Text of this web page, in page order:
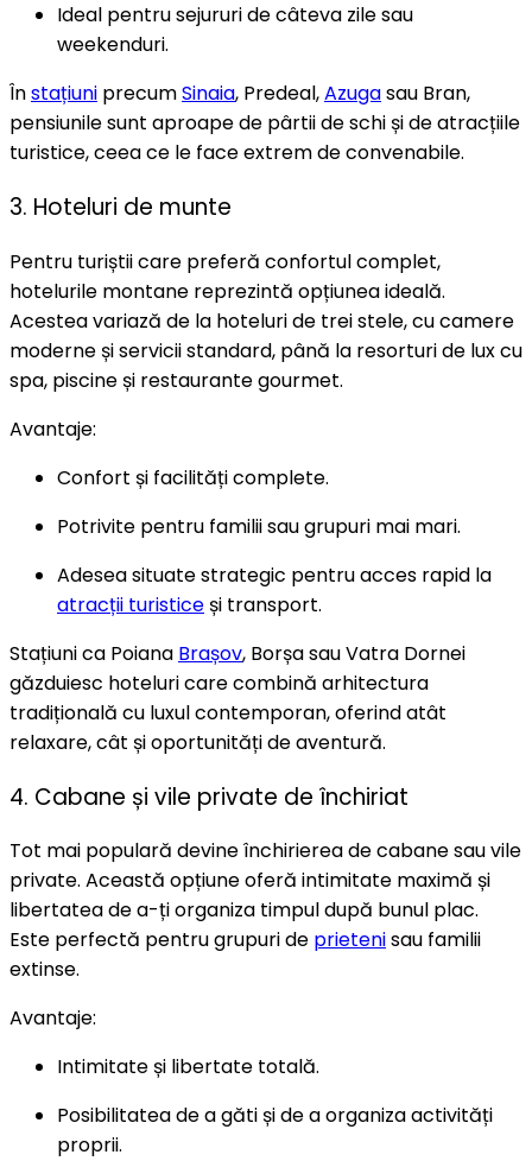
Ideal pentru sejururi de câteva zile sau
weekenduri.
Înstațiuni precumSinaia, Predeal,Azugasau Bran,
pensiunile sunt aproape de pârtii de schi și de atracțiile
turistice, ceea ce le face extrem de convenabile.
3. Hoteluri de munte
Pentru turiștii care preferă confortul complet,
hotelurile montane reprezintă opțiunea ideală.
Acestea variază de la hoteluri de trei stele, cu camere
moderne și servicii standard, până la resorturi de lux cu
spa, piscine și restaurante gourmet.
Avantaje:
Confort și facilități complete.
Potrivite pentru familii sau grupuri mai mari.
Adesea situate strategic pentru acces rapid la
atracții turisticeși transport.
Stațiuni ca Poiana Brașov, Borșa sau Vatra Dornei
găzduiesc hoteluri care combină arhitectura
tradițională cu luxul contemporan, oferind atât
relaxare, cât și oportunități de aventură.
4. Cabane și vile private de închiriat
Tot mai populară devine închirierea de cabane sau vile
private. Această opțiune oferă intimitate maximă și
libertatea de a-ți organiza timpul după bunul plac.
Este perfectă pentru grupuri de prietenisau familii
extinse.
Avantaje:
Intimitate și libertate totală.
Posibilitatea de a găti și de a organiza activități
proprii.